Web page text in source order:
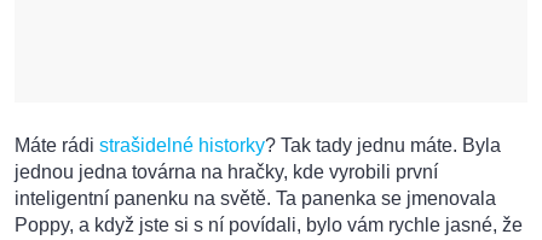
Máte rádi strašidelné historky? Tak tady jednu máte. Byla
jednou jedna továrna na hračky, kde vyrobili první
inteligentní panenku na světě. Ta panenka se jmenovala
Poppy, a když jste si s ní povídali, bylo vám rychle jasné, že